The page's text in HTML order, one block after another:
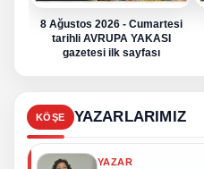
8 Ağustos 2026 - Cumartesi
tarihli AVRUPA YAKASI
gazetesi ilk sayfası
KÖŞE YAZARLARIMIZ
YAZAR